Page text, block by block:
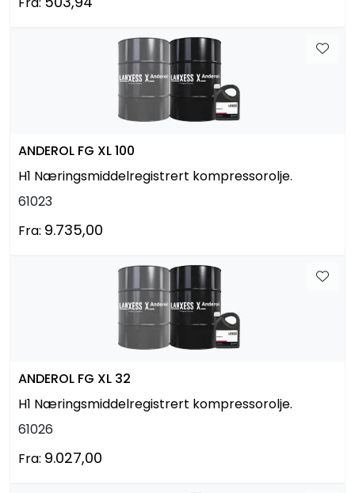
ANDEROL FG XL 100
H1 Næringsmiddelregistrert kompressorolje.
61023
Fra: 9.735,00
ANDEROL FG XL 32
H1 Næringsmiddelregistrert kompressorolje.
61026
Fra: 9.027,00